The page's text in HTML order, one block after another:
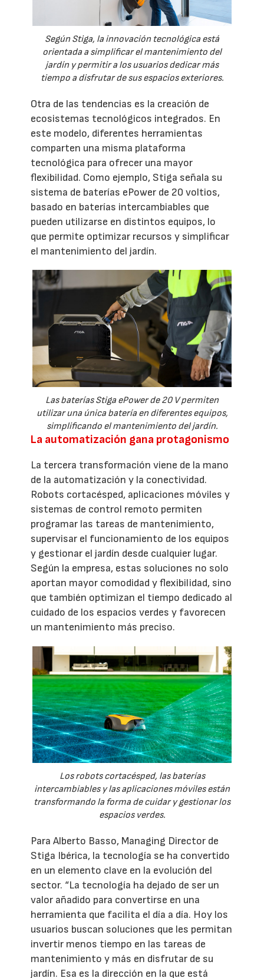
Según Stiga, la innovación tecnológica está
orientada a simplificar el mantenimiento del
jardín y permitir a los usuarios dedicar más
tiempo a disfrutar de sus espacios exteriores.
Otra de las tendencias es la creación de
ecosistemas tecnológicos integrados. En
este modelo, diferentes herramientas
comparten una misma plataforma
tecnológica para ofrecer una mayor
flexibilidad. Como ejemplo, Stiga señala su
sistema de baterías ePower de 20 voltios,
basado en baterías intercambiables que
pueden utilizarse en distintos equipos, lo
que permite optimizar recursos y simplificar
el mantenimiento del jardín.
Las baterías Stiga ePower de 20 V permiten
utilizar una única batería en diferentes equipos,
simplificando el mantenimiento del jardín.
La automatización gana protagonismo
La tercera transformación viene de la mano
de la automatización y la conectividad.
Robots cortacésped, aplicaciones móviles y
sistemas de control remoto permiten
programar las tareas de mantenimiento,
supervisar el funcionamiento de los equipos
y gestionar el jardín desde cualquier lugar.
Según la empresa, estas soluciones no solo
aportan mayor comodidad y flexibilidad, sino
que también optimizan el tiempo dedicado al
cuidado de los espacios verdes y favorecen
un mantenimiento más preciso.
Los robots cortacésped, las baterías
intercambiables y las aplicaciones móviles están
transformando la forma de cuidar y gestionar los
espacios verdes.
Para Alberto Basso, Managing Director de
Stiga Ibérica, la tecnología se ha convertido
en un elemento clave en la evolución del
sector. “La tecnología ha dejado de ser un
valor añadido para convertirse en una
herramienta que facilita el día a día. Hoy los
usuarios buscan soluciones que les permitan
invertir menos tiempo en las tareas de
mantenimiento y más en disfrutar de su
jardín. Esa es la dirección en la que está